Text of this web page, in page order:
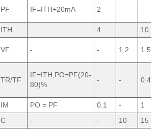
PF IF=ITH+20mA 2 - -
ITH 4
10
VF - - 1.2 1.5
TR/TF
IF=ITH,PO=PF(20-
80)%
- - 0.4
IM PO = PF 0.1 -
1
C - - 10
15